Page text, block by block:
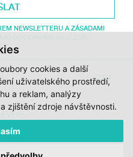
cookies a další
uživatelského prostředí,
a reklam, analýzy
zjištění zdroje návštěvnosti.
NEWSLETTERU A ZÁSADAMI
CDF